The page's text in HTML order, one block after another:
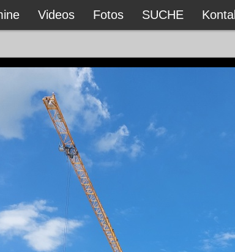
Videos Fotos SUCHE